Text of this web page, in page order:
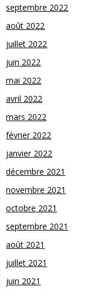
septembre 2022
août 2022
juillet 2022
juin 2022
mai 2022
avril 2022
mars 2022
février 2022
janvier 2022
décembre 2021
novembre 2021
octobre 2021
septembre 2021
août 2021
juillet 2021
juin 2021